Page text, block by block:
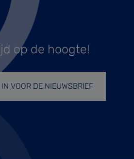
op de hoogte!
VOOR DE NIEUWSBRIEF